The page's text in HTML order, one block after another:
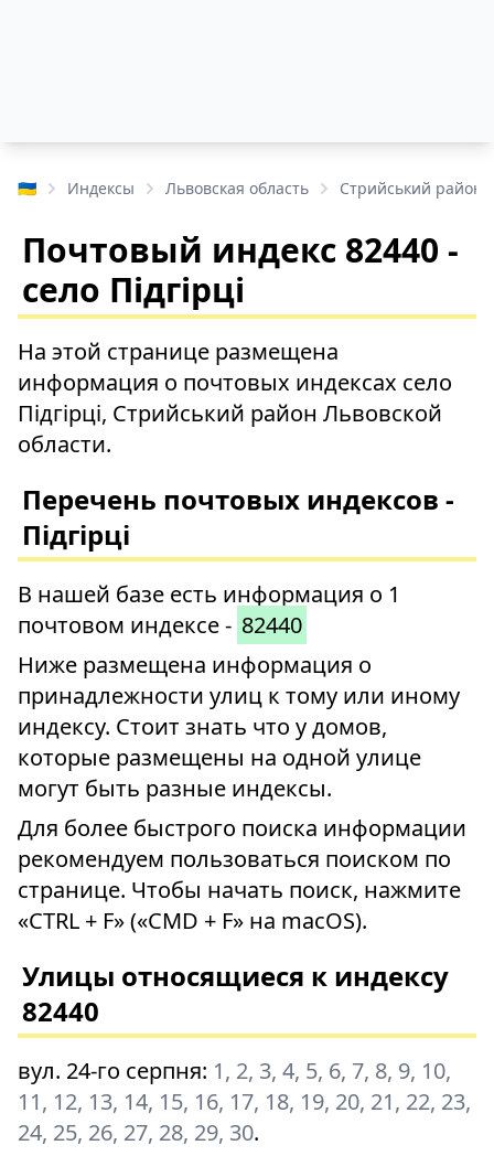
🇺🇦 Индексы Львовская область Стрийський район
Почтовый индекс 82440 -
село Підгірці
На этой странице размещена
информация о почтовых индексах село
Підгірці, Стрийський район Львовской
области.
Перечень почтовых индексов -
Підгірці
В нашей базе есть информация о 1
почтовом индексе - 82440
Ниже размещена информация о
принадлежности улиц к тому или иному
индексу. Стоит знать что у домов,
которые размещены на одной улице
могут быть разные индексы.
Для более быстрого поиска информации
рекомендуем пользоваться поиском по
странице. Чтобы начать поиск, нажмите
«CTRL + F» («CMD + F» на macOS).
Улицы относящиеся к индексу
82440
вул. 24-го серпня: 1, 2, 3, 4, 5, 6, 7, 8, 9, 10,
11, 12, 13, 14, 15, 16, 17, 18, 19, 20, 21, 22, 23,
24, 25, 26, 27, 28, 29, 30.